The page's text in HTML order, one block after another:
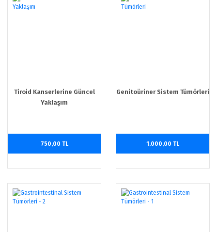
Tiroid Kanserlerine Güncel
Yaklaşım
750,00 TL
Genitoüriner Sistem Tümörleri
1.000,00 TL